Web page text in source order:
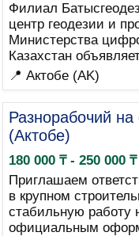
Филиал
центр геодезии и
Министерства
Казахстан
📍 Актобе (AK)
Разнорабочий на
(Актобе)
180 000 ₸ - 250 000 ₸
Приглашаем
в крупном
стабильную работу
официальным